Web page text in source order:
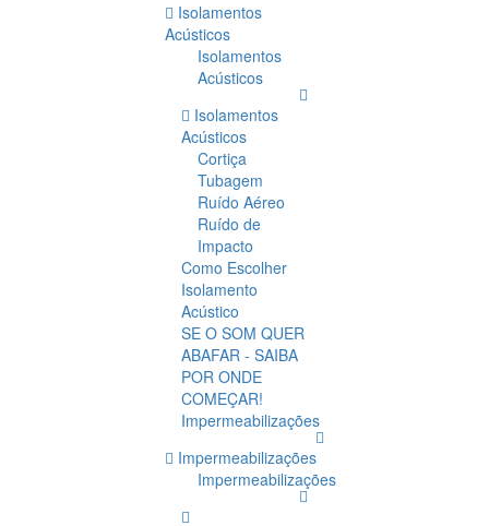
Isolamentos
Acústicos
Isolamentos
Acústicos
Isolamentos
Acústicos
Cortiça
Tubagem
Ruído Aéreo
Ruído de
Impacto
Como Escolher
Isolamento
Acústico
SE O SOM QUER
ABAFAR - SAIBA
POR ONDE
COMEÇAR!
Impermeabilizações
Impermeabilizações
Impermeabilizações